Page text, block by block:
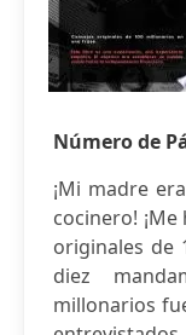
Número de
¡Mi madre
cocinero!
originales de
diez
millonarios